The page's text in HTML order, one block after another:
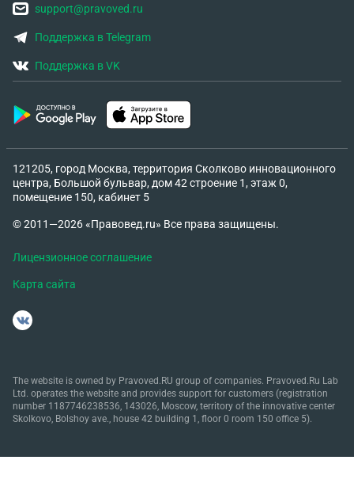
support@pravoved.ru
Поддержка в Telegram
Поддержка в VK
121205, город Москва, территория Сколково инновационного
центра, Большой бульвар, дом 42 строение 1, этаж 0,
помещение 150, кабинет 5
© 2011—2026 «Правовед.ru» Все права защищены.
Лицензионное соглашение
Карта сайта
The website is owned by Pravoved.RU group of companies. Pravoved.Ru Lab
Ltd. operates the website and provides support for customers (registration
number 1187746238536, 143026, Moscow, territory of the innovative center
Skolkovo, Bolshoy ave., house 42 building 1, floor 0 room 150 office 5).